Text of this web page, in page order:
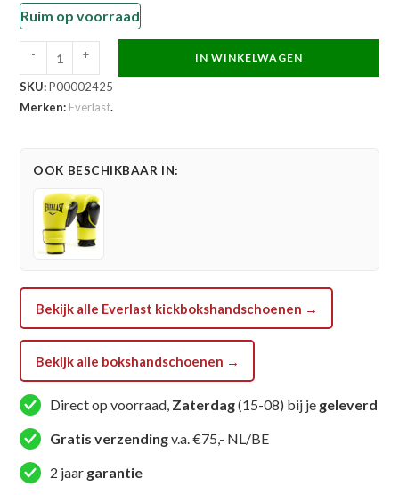
Ruim op voorraad
Everlast
Bokshandschoen
-
Pro
Training
H&L
Glove
Zwart
aantal
- + IN WINKELWAGEN
SKU:P00002425
Merken: Everlast.
OOK BESCHIKBAAR IN:
Bekijk alle Everlast kickbokshandschoenen →
Bekijk alle bokshandschoenen →
Direct op voorraad, Zaterdag(15-08) bij je geleverd
Gratis verzendingv.a. €75,- NL/BE
2 jaar garantie